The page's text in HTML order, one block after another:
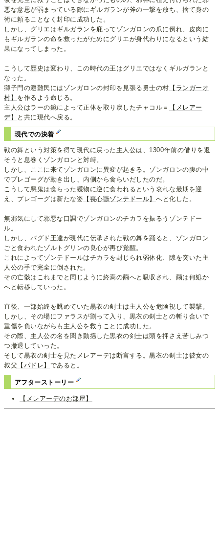
悪な意思が弱まっている隙にギルガランが斧の一撃を放ち、捨て身の
術に頼ることなく封印に成功した。
しかし、グリエはギルガランを庇ってゾンガロンの爪に倒れ、皮肉に
もギルガランの命を救ったがためにグリエが身代わりになるという結
果になってしまった。
こうして歴史は変わり、この時代の王はグリエではなくギルガランと
なった。
獅子門の避難民にはゾンガロンの封印を見張る勇士の村 【ランガーオ
村】 を作るよう命じる。
主人公はラーの鏡によって正体を取り戻したチャコル＝
【メレアー
デ】
と共に現代へ戻る。
現代での決着
戦の舞という対策を得て現代に戻った主人公は、1300年前の借りを返
そうと息巻くゾンガロンと対峙。
しかし、ここに来てゾンガロンに異変が起きる。ゾンガロンの腹の中
でプレゴーグが動き出し、内側から食らいだしたのだ。
こうして悪鬼は食らった獲物に逆に食われるという哀れな最期を迎
え、プレゴーグは新たな姿 【喪心獣ゾンテドール】 へと化した。
無邪気にして邪悪な口調でゾンガロンのチカラを振るうゾンテドー
ル。
しかし、バグド王達が現代に伝承された戦の舞を踊ると、ゾンガロン
ごと食われたゾルトグリンの良心が再び覚醒。
これによってゾンテドールはチカラを封じられ弱体化、隙を突いた主
人公の手で完全に倒された。
その亡骸はこれまでと同じように終焉の繭へと吸収され、繭は何処か
へと転移していった。
直後、一部始終を眺めていた黒衣の剣士は主人公を危険視して襲撃。
しかし、その場にファラスが割って入り、黒衣の剣士との斬り合いで
重傷を負いながらも主人公を救うことに成功した。
その際、主人公の名を聞き動揺した黒衣の剣士は頭を押さえ苦しみつ
つ撤退していった。
そして黒衣の剣士を見たメレアーデは断言する。黒衣の剣士は彼女の
叔父 【パドレ】 であると。
アフターストーリー
【メレアーデのお部屋】